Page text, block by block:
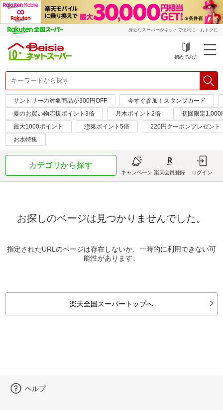
身近なスーパーがネットで便利に・おトクに
初めての方
サントリーの対象商品が300円OFF
今すぐ参加！スタンプカード
夏のお買い物応援ポイント3倍
月木ポイント2倍
初回限定1,000
最大1000ポイント
惣菜ポイント5倍
220円クーポンプレゼント
お水特集
カテゴリから探す
キャンペーン 楽天会員登録 ログイン
お探しのページは見つかりませんでした。
指定されたURLのページは存在しないか、一時的に利用できない可
能性があります。
楽天全国スーパートップへ
ヘルプ